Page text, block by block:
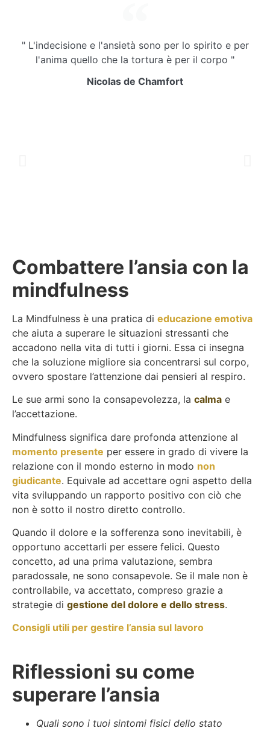
" L'indecisione e l'ansietà sono per lo spirito e per
l'anima quello che la tortura è per il corpo "
Nicolas de Chamfort
Combattere l’ansia con la
mindfulness
La Mindfulness è una pratica di educazione emotiva
che aiuta a superare le situazioni stressanti che
accadono nella vita di tutti i giorni. Essa ci insegna
che la soluzione migliore sia concentrarsi sul corpo,
ovvero spostare l’attenzione dai pensieri al respiro.
Le sue armi sono la consapevolezza, la calma e
l’accettazione.
Mindfulness significa dare profonda attenzione al
momento presente per essere in grado di vivere la
relazione con il mondo esterno in modo non
giudicante. Equivale ad accettare ogni aspetto della
vita sviluppando un rapporto positivo con ciò che
non è sotto il nostro diretto controllo.
Quando il dolore e la sofferenza sono inevitabili, è
opportuno accettarli per essere felici. Questo
concetto, ad una prima valutazione, sembra
paradossale, ne sono consapevole. Se il male non è
controllabile, va accettato, compreso grazie a
strategie di gestione del dolore e dello stress.
Consigli utili per gestire l’ansia sul lavoro
Riflessioni su come
superare l’ansia
Quali sono i tuoi sintomi fisici dello stato